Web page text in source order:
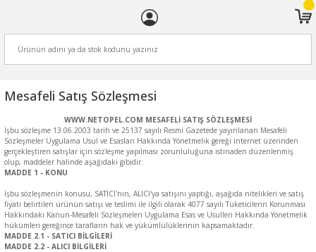
Mesafeli Satış Sözleşmesi
WWW.NETOPEL.COM MESAFELİ SATIŞ SÖZLEŞMESİ
İşbu sözleşme 13.06.2003 tarih ve 25137 sayılı Resmi Gazetede yayınlanan Mesafeli
Sözleşmeler Uygulama Usul ve Esasları Hakkında Yönetmelik gereği internet üzerinden
gerçekleştiren satışlar için sözleşme yapılması zorunluluğuna istinaden düzenlenmiş
olup, maddeler halinde aşağıdaki gibidir.
MADDE 1 - KONU
İşbu sözleşmenin konusu, SATICI'nın, ALICI'ya satışını yaptığı, aşağıda nitelikleri ve satış
fiyatı belirtilen ürünün satışı ve teslimi ile ilgili olarak 4077 sayılı Tüketicilerin Korunması
Hakkındaki Kanun-Mesafeli Sözleşmeleri Uygulama Esas ve Usulleri Hakkında Yönetmelik
hükümleri gereğince tarafların hak ve yükümlülüklerinin kapsamaktadır.
MADDE 2.1 - SATICI BİLGİLERİ
MADDE 2.2 - ALICI BİLGİLERİ